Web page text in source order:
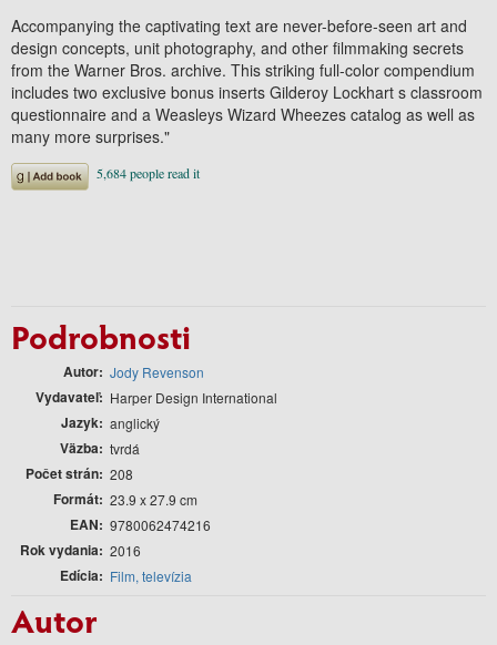
Accompanying the captivating text are never-before-seen art and
design concepts, unit photography, and other filmmaking secrets
from the Warner Bros. archive. This striking full-color compendium
includes two exclusive bonus inserts Gilderoy Lockhart s classroom
questionnaire and a Weasleys Wizard Wheezes catalog as well as
many more surprises."
Podrobnosti
Autor Jody Revenson
Vydavateľ Harper Design International
Jazyk anglický
Väzba tvrdá
Počet strán 208
Formát 23.9 x 27.9 cm
EAN 9780062474216
Rok vydania 2016
Edícia Film, televízia
Autor